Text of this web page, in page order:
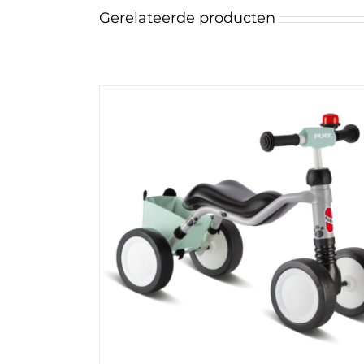
Gerelateerde producten